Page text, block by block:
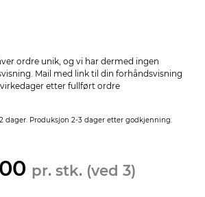
ordre unik, og vi har dermed ingen
Mail med link til din forhåndsvisning
etter fullført ordre
dager. Produksjon 2-3 dager etter godkjenning.
pr. stk. (ved 3)